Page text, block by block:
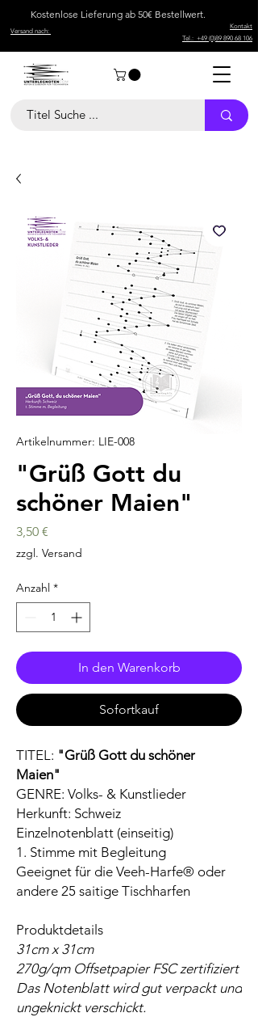
Kostenlose Lieferung ab 50€ Bestellwert.
Kontakt
Tel.: +49 (0)89 890 68 106
Versand nach:
Artikelnummer: LIE-008
"Grüß Gott du
schöner Maien"
3,50 €
zzgl. Versand
Anzahl *
In den Warenkorb
Sofortkauf
TITEL: "Grüß Gott du schöner
Maien"
GENRE: Volks- & Kunstlieder
Herkunft: Schweiz
Einzelnotenblatt (einseitig)
1. Stimme mit Begleitung
Geeignet für die Veeh-Harfe® oder
andere 25 saitige Tischharfen
Produktdetails
31cm x 31cm
270g/qm Offsetpapier FSC zertifiziert
Das Notenblatt wird gut verpackt und
ungeknickt verschickt.